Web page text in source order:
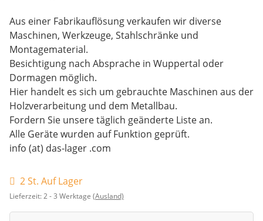
Aus einer Fabrikauflösung verkaufen wir diverse
Maschinen, Werkzeuge, Stahlschränke und
Montagematerial.
Besichtigung nach Absprache in Wuppertal oder
Dormagen möglich.
Hier handelt es sich um gebrauchte Maschinen aus der
Holzverarbeitung und dem Metallbau.
Fordern Sie unsere täglich geänderte Liste an.
Alle Geräte wurden auf Funktion geprüft.
info (at) das-lager .com
2 St. Auf Lager
Lieferzeit:2 - 3 Werktage (Ausland)